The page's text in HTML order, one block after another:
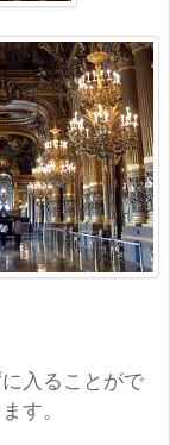
入ることがで
す。